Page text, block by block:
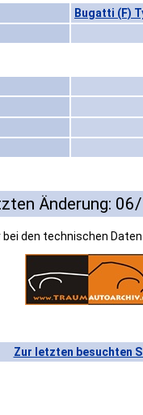
Bugatti (F)
Änderung:
bei den technischen
Zur letzten besuchten